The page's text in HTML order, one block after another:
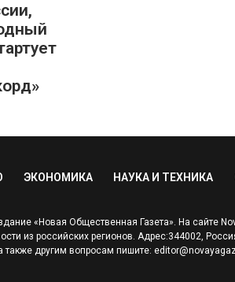
ЭКОНОМИКА НАУКА И ТЕХНИКА
«Новая Общественная Газета». На сайте
из российских регионов. Адрес:344002,
также другим вопросам пишите: